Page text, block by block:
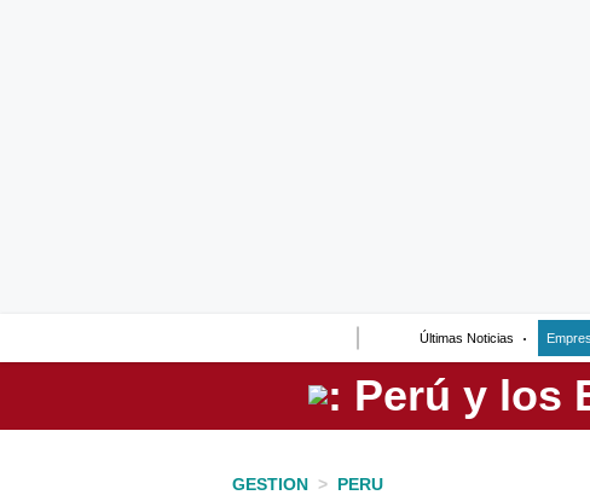
Últimas Noticias
Perú
GESTION > PERU